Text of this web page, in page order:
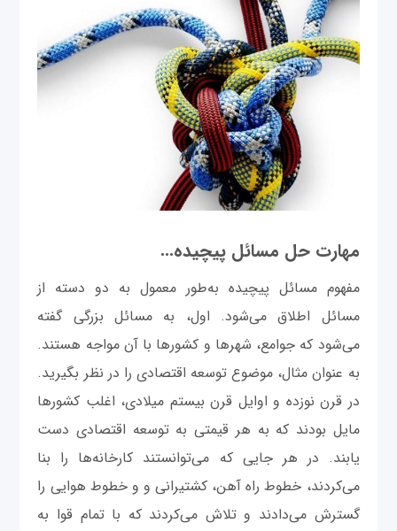
مهارت حل مسائل پیچیده...
مفهوم مسائل پیچیده به‌طور معمول به دو دسته از
مسائل اطلاق می‌شود. اول، به مسائل بزرگی گفته
می‌شود که جوامع، شهرها و کشورها با آن مواجه هستند.
به عنوان مثال، موضوع توسعه اقتصادی را در نظر بگیرید.
در قرن‌ نوزده و اوایل قرن بیستم میلادی، اغلب کشورها
مایل بودند که به هر قیمتی به توسعه اقتصادی دست
یابند. در هر جایی که می‌توانستند کارخانه‌ها را بنا
می‌کردند، خطوط راه آهن، کشتیرانی و و خطوط هوایی را
گسترش می‌دادند و تلاش می‌کردند که با تمام قوا به